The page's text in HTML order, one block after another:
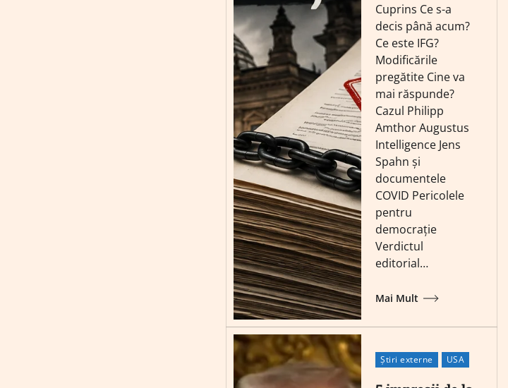
Cuprins Ce s-a
decis până acum?
Ce este IFG?
Modificările
pregătite Cine va
mai răspunde?
Cazul Philipp
Amthor Augustus
Intelligence Jens
Spahn și
documentele
COVID Pericolele
pentru
democrație
Verdictul
editorial…
Mai Mult
Știri externe USA